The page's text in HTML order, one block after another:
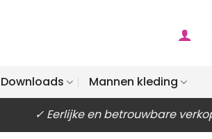
Downloads Mannen kleding
✓ Eerlijke en betrouwbare